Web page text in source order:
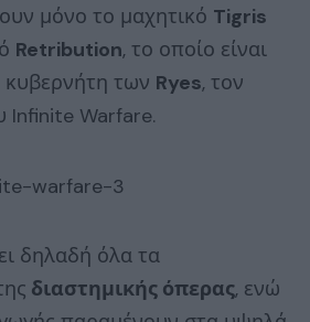
μόνο το μαχητικό Tigris
Retribution, το οποίο είναι
κυβερνήτη των Ryes, τον
Warfare.
δηλαδή όλα τα
διαστημικής όπερας, ενώ